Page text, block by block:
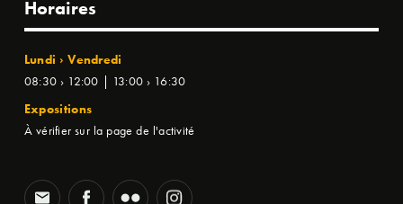
Horaires
Lundi › Vendredi
08:30 › 12:00 | 13:00 › 16:30
Expositions
À vérifier sur la page de l'activité